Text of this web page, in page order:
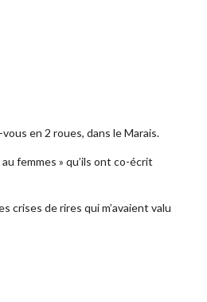
en 2 roues, dans le Marais.
femmes » qu’ils ont co-écrit
crises de rires qui m’avaient valu